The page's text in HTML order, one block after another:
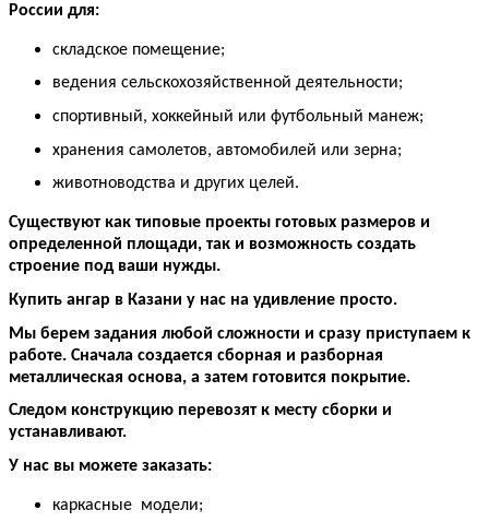
России для:
складское помещение;
ведения сельскохозяйственной деятельности;
спортивный, хоккейный или футбольный манеж;
хранения самолетов, автомобилей или зерна;
животноводства и других целей.
Существуют как типовые проекты готовых размеров и
определенной площади, так и возможность создать
строение под ваши нужды.
Купить ангар в Казани у нас на удивление просто.
Мы берем задания любой сложности и сразу приступаем к
работе. Сначала создается сборная и разборная
металлическая основа, а затем готовится покрытие.
Следом конструкцию перевозят к месту сборки и
устанавливают.
У нас вы можете заказать:
каркасные модели;